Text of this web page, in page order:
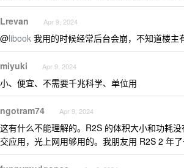
Lrevan Apr 9, 2024
@libook 我用的时候经常后台会崩，不知道楼
miyuki Apr 9, 2024
小、便宜、不需要千兆科学、单位用
ngotram74 Apr 9, 2024
这有什么不能理解的。R2S 的体积大小和功耗
交应用，光上网用够用的。我朋友用 R2S 2 年